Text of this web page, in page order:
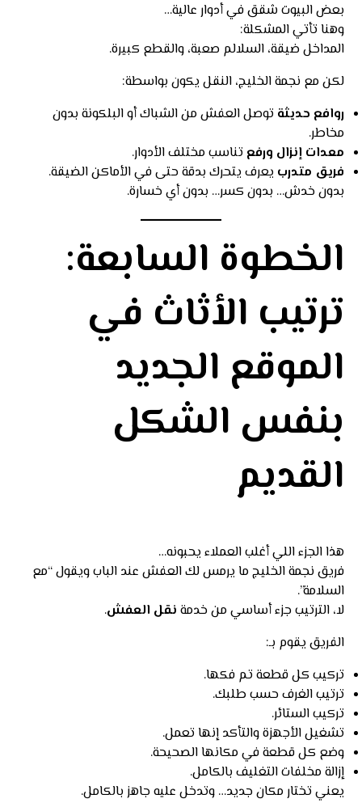
بعض البيوت شقق في أدوار عالية…
وهنا تأتي المشكلة:
المداخل ضيقة، السلالم صعبة، والقطع كبيرة.
لكن مع نجمة الخليج، النقل يكون بواسطة:
روافع حديثة توصل العفش من الشباك أو البلكونة بدون
مخاطر.
معدات إنزال ورفع تناسب مختلف الأدوار.
فريق متدرب يعرف يتحرك بدقة حتى في الأماكن الضيقة.
بدون خدش… بدون كسر… بدون أي خسارة.
الخطوة السابعة:
ترتيب الأثاث في
الموقع الجديد
بنفس الشكل
القديم
هذا الجزء اللي أغلب العملاء يحبونه…
فريق نجمة الخليج ما يرمس لك العفش عند الباب ويقول “مع
السلامة”.
لا، الترتيب جزء أساسي من خدمة نقل العفش.
الفريق يقوم بـ:
تركيب كل قطعة تم فكها.
ترتيب الغرف حسب طلبك.
تركيب الستائر.
تشغيل الأجهزة والتأكد إنها تعمل.
وضع كل قطعة في مكانها الصحيحة.
إزالة مخلفات التغليف بالكامل.
يعني تختار مكان جديد… وتدخل عليه جاهز بالكامل.